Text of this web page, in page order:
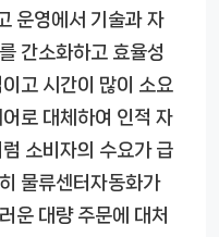
운영에서 기술과 자
간소화하고 효율성
고 시간이 많이 소요
로 대체하여 인적 자
소비자의 수요가 급
물류센터자동화가
운 대량 주문에 대처